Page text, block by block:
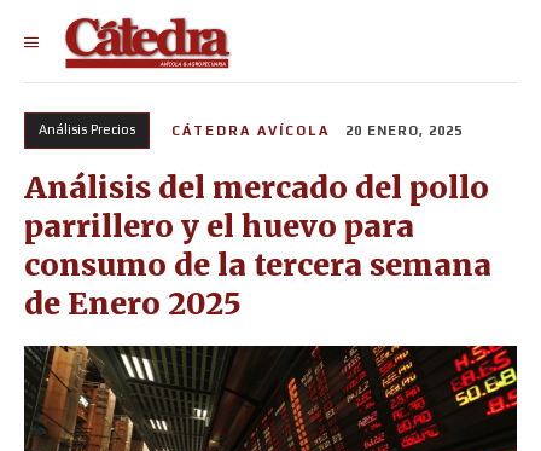
Análisis Precios CÁTEDRA AVÍCOLA 20 ENERO, 2025
Análisis del mercado del pollo
parrillero y el huevo para
consumo de la tercera semana
de Enero 2025